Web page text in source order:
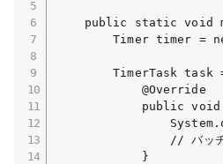
public static void
Timer timer =
TimerTask task
            @Override
public void
// バッチ
            }